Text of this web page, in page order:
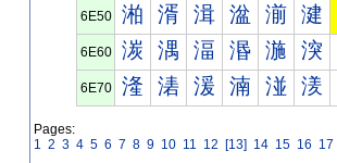
6E50 湐 湑 湒 湓 湔 湕
6E60 湠 湡 湢 湣 湤 湥
6E70 湰 湱 湲 湳 湴 湵
Pages:
1 2 3 4 5 6 7 8 9 10 11 12 [13] 14 15 16 17